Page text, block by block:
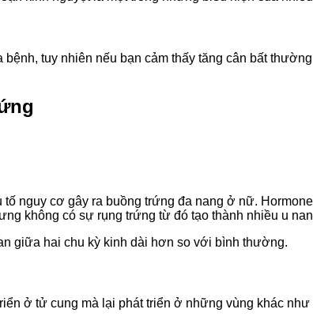
tuy nhiên nếu bạn cảm thấy tăng cân bất
nguy cơ gây ra buồng trứng đa nang ở nữ.
không có sự rụng trứng từ đó tạo thành nhiều u
giữa hai chu kỳ kinh dài hơn so với bình thường.
ở tử cung mà lại phát triển ở những vùng khác